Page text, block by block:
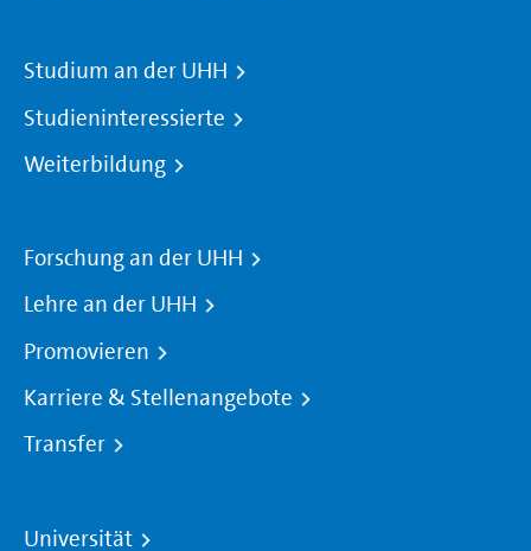
Studium an der UHH
Studieninteressierte
Weiterbildung
Forschung an der UHH
Lehre an der UHH
Promovieren
Karriere & Stellenangebote
Transfer
Universität